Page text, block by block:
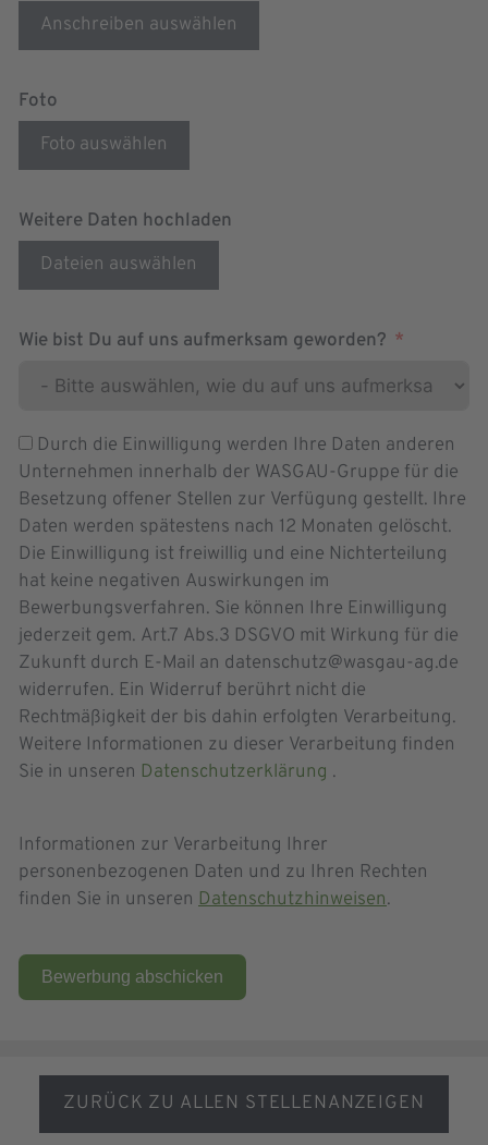
Anschreiben auswählen
Foto
Foto auswählen
Weitere Daten hochladen
Dateien auswählen
Wie bist Du auf uns aufmerksam geworden?
Durch die Einwilligung werden Ihre Daten anderen
Unternehmen innerhalb der WASGAU-Gruppe für die
Besetzung offener Stellen zur Verfügung gestellt. Ihre
Daten werden spätestens nach 12 Monaten gelöscht.
Die Einwilligung ist freiwillig und eine Nichterteilung
hat keine negativen Auswirkungen im
Bewerbungsverfahren. Sie können Ihre Einwilligung
jederzeit gem. Art.7 Abs.3 DSGVO mit Wirkung für die
Zukunft durch E-Mail an datenschutz@wasgau-ag.de
widerrufen. Ein Widerruf berührt nicht die
Rechtmäßigkeit der bis dahin erfolgten Verarbeitung.
Weitere Informationen zu dieser Verarbeitung finden
Sie in unseren Datenschutzerklärung .
Informationen zur Verarbeitung Ihrer
personenbezogenen Daten und zu Ihren Rechten
finden Sie in unseren Datenschutzhinweisen.
Bewerbung abschicken
ZURÜCK ZU ALLEN STELLENANZEIGEN